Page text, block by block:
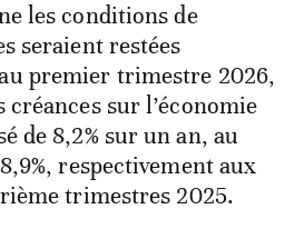
les conditions de
seraient restées
premier trimestre 2026,
créances sur l’économie
de 8,2% sur un an, au
respectivement aux
trimestres 2025.